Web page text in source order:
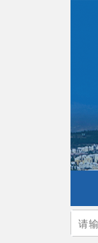
您的当